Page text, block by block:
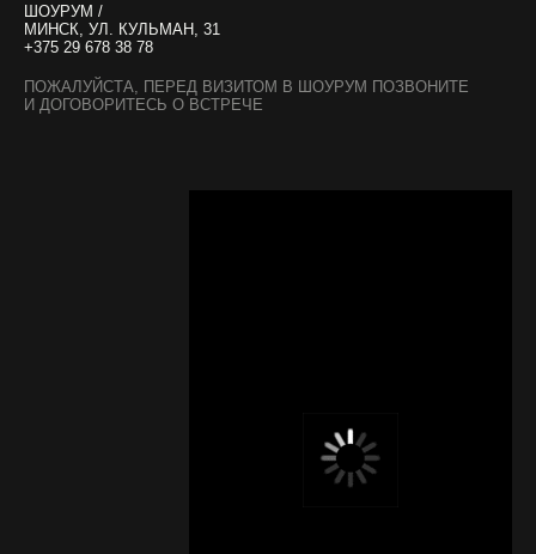
ШОУРУМ /
МИНСК, УЛ. КУЛЬМАН, 31
+375 29 678 38 78
ПОЖАЛУЙСТА, ПЕРЕД ВИЗИТОМ В ШОУРУМ ПОЗВОНИТЕ
И ДОГОВОРИТЕСЬ О ВСТРЕЧЕ